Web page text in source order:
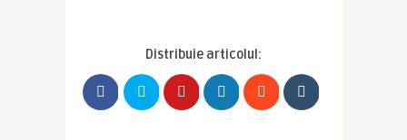
Distribuie articolul: